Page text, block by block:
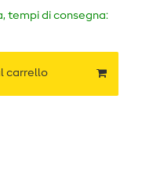
tempi di consegna:
carrello